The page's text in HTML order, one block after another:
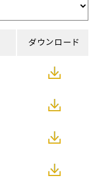
ダウンロード